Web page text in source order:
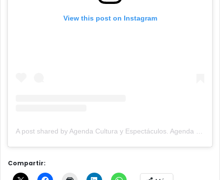
View this post on Instagram
Compartir: